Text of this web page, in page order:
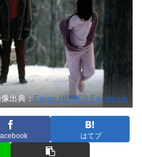
出典：Fargo HOME | Facebook
はてブ